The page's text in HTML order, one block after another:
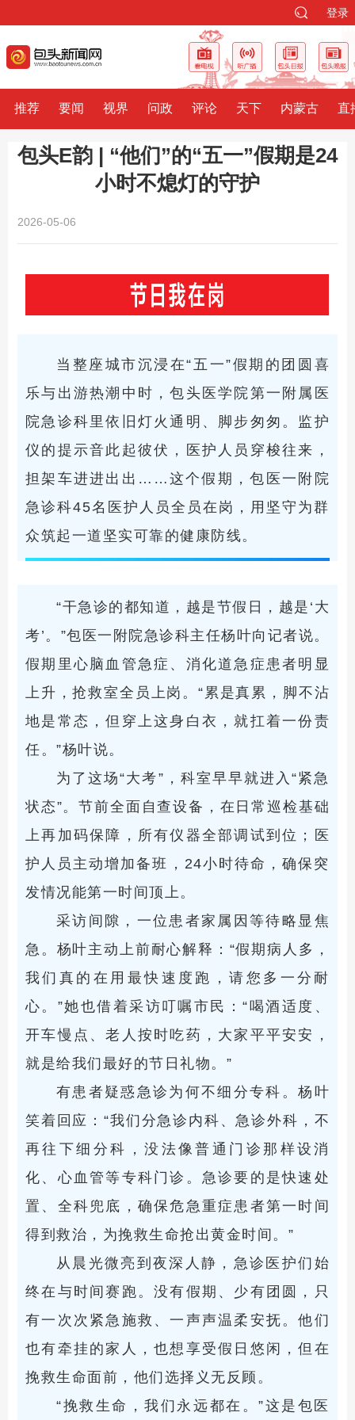
登录
推荐 要闻 视界 问政 评论 天下 内蒙古 直
包头E韵 | “他们”的“五一”假期是24
小时不熄灯的守护
2026-05-06
当整座城市沉浸在“五一”假期的团圆喜
乐与出游热潮中时，包头医学院第一附属医
院急诊科里依旧灯火通明、脚步匆匆。监护
仪的提示音此起彼伏，医护人员穿梭往来，
担架车进进出出……这个假期，包医一附院
急诊科45名医护人员全员在岗，用坚守为群
众筑起一道坚实可靠的健康防线。
“干急诊的都知道，越是节假日，越是‘大
考’。”包医一附院急诊科主任杨叶向记者说。
假期里心脑血管急症、消化道急症患者明显
上升，抢救室全员上岗。“累是真累，脚不沾
地是常态，但穿上这身白衣，就扛着一份责
任。”杨叶说。
为了这场“大考”，科室早早就进入“紧急
状态”。节前全面自查设备，在日常巡检基础
上再加码保障，所有仪器全部调试到位；医
护人员主动增加备班，24小时待命，确保突
发情况能第一时间顶上。
采访间隙，一位患者家属因等待略显焦
急。杨叶主动上前耐心解释：“假期病人多，
我们真的在用最快速度跑，请您多一分耐
心。”她也借着采访叮嘱市民：“喝酒适度、
开车慢点、老人按时吃药，大家平平安安，
就是给我们最好的节日礼物。”
有患者疑惑急诊为何不细分专科。杨叶
笑着回应：“我们分急诊内科、急诊外科，不
再往下细分科，没法像普通门诊那样设消
化、心血管等专科门诊。急诊要的是快速处
置、全科兜底，确保危急重症患者第一时间
得到救治，为挽救生命抢出黄金时间。”
从晨光微亮到夜深人静，急诊医护们始
终在与时间赛跑。没有假期、少有团圆，只
有一次次紧急施救、一声声温柔安抚。他们
也有牵挂的家人，也想享受假日悠闲，但在
挽救生命面前，他们选择义无反顾。
“挽救生命，我们永远都在。”这是包医